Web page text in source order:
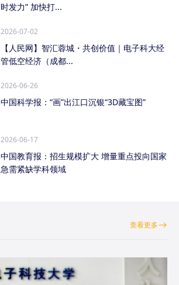
时发力” 加快打...
2026-07-02
【人民网】智汇蓉城・共创价值｜电子科大经
管低空经济（成都...
2026-06-26
中国科学报：“画”出江口沉银“3D藏宝图”
2026-06-17
中国教育报：招生规模扩大 增量重点投向国家
急需紧缺学科领域
查看更多